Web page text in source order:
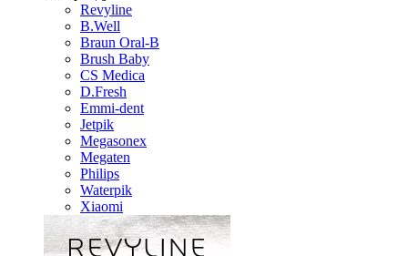
Revyline
B.Well
Braun Oral-B
Brush Baby
CS Medica
D.Fresh
Emmi-dent
Jetpik
Megasonex
Megaten
Philips
Waterpik
Xiaomi